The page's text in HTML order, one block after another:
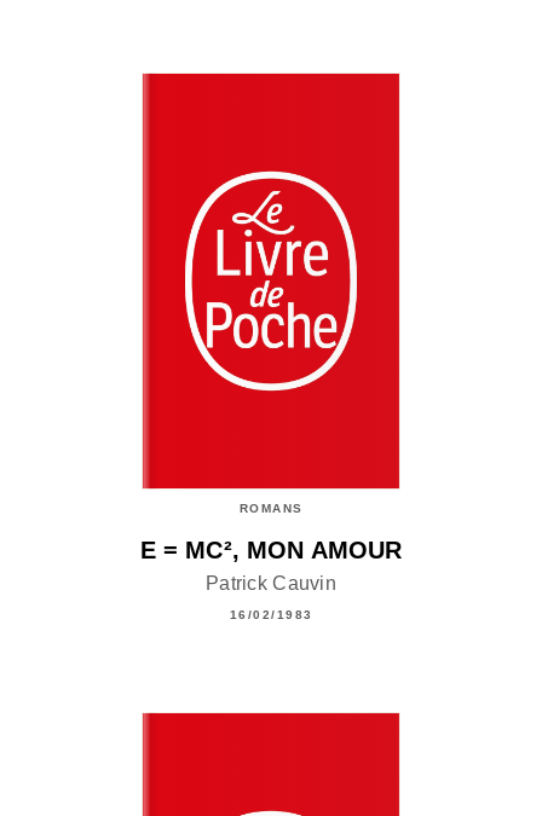
ROMANS
E = MC², MON AMOUR
Patrick Cauvin
16/02/1983